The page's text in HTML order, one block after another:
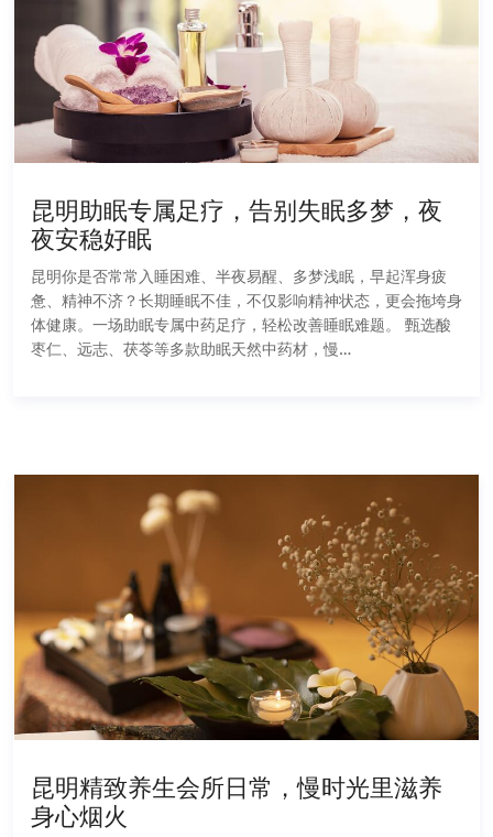
昆明助眠专属足疗，告别失眠多梦，夜
夜安稳好眠
昆明你是否常常入睡困难、半夜易醒、多梦浅眠，早起浑身疲
惫、精神不济？长期睡眠不佳，不仅影响精神状态，更会拖垮身
体健康。一场助眠专属中药足疗，轻松改善睡眠难题。 甄选酸
枣仁、远志、茯苓等多款助眠天然中药材，慢…
昆明精致养生会所日常，慢时光里滋养
身心烟火